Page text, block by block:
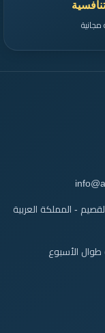
مجانية
- المملكة العربية